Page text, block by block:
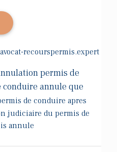
recourspermis.expert
permis de
conduire annule que
de conduire apres
judiciaire du permis de
annule